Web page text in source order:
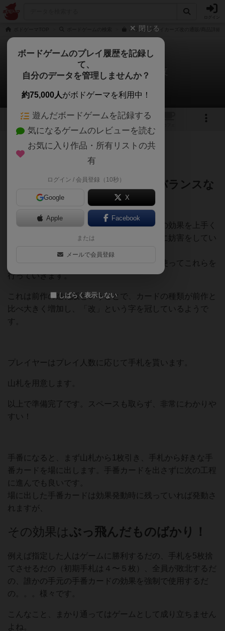
バランスブレイカーズ改の通販/商品詳細
バランスブレイカーズ改
うえにぃさんのレビュー
6 3
157名 4名 4 7ヶ月前
インフレしまくったゲーム！バランスな
んて知るかッ！
「バランスブレイカーズ」は、手番カードの効果を上手く
発動するように、または発動されないように妨害をしてい
くゲームです。
手番カードとインスタントカードをうまく使ってこれらを
行っていきます。
これは前作の進化版ということで、カードの種類が前作と
比べ大きく増加し、「改」という字を冠しているようで
す。
プレイヤーはプレイ人数に応じて手札を貰います。
山札を用意します。
以上で準備完了です。スペースも取らず、非常にわかりや
すい！
手番になると、まず山札から1枚引き、手札から好きな手
番カードを場に出します。手番カードを出さずに次の工程
に進んでも良いです。
場に出した手番カードは効果発動時に残っていれば発動さ
れますが、
その効果はぶっ飛んだものばかり！
例えば指定した人はゲームに勝利するだの、手札を5枚捨
てさせるだの（初期手札は４〜５枚）、全員が敗北するだ
の、誰かの手元の手番カードの効果を強制で使用するだ
の。。。様々です。
こんなこと、まかり通ってはゲームとして成り立ちません
よね。
閉じる
ボードゲームのプレイ履歴を記録し
て、
自分のデータを管理しませんか？
約75,000人がボドゲーマを利用中！
遊んだボードゲームを記録する
気になるゲームのレビューを読む
お気に入り作品・所有リストの共
有
ログイン / 会員登録（10秒）
Google X
Apple Facebook
または
メールで会員登録
しばらく表示しない